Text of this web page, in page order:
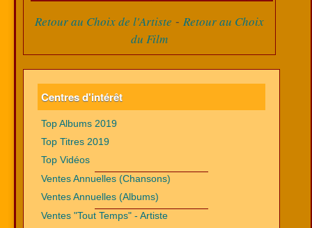
Retour au Choix de l'Artiste - Retour au Choix
du Film
Centres d'intérêt
Top Albums 2019
Top Titres 2019
Top Vidéos
Ventes Annuelles (Chansons)
Ventes Annuelles (Albums)
Ventes "Tout Temps" - Artiste